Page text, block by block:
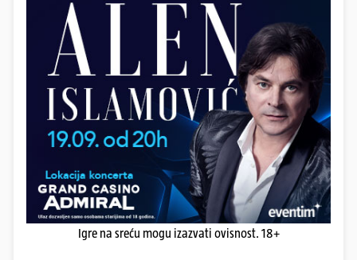
Igre na sreću mogu izazvati ovisnost. 18+